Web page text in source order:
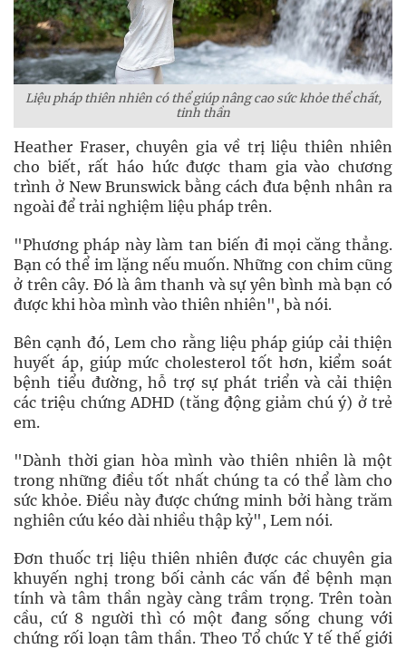
Liệu pháp thiên nhiên có thể giúp nâng cao sức khỏe thể chất,
tinh thần
Heather Fraser, chuyên gia về trị liệu thiên nhiên
cho biết, rất háo hức được tham gia vào chương
trình ở New Brunswick bằng cách đưa bệnh nhân ra
ngoài để trải nghiệm liệu pháp trên.
"Phương pháp này làm tan biến đi mọi căng thẳng.
Bạn có thể im lặng nếu muốn. Những con chim cũng
ở trên cây. Đó là âm thanh và sự yên bình mà bạn có
được khi hòa mình vào thiên nhiên", bà nói.
Bên cạnh đó, Lem cho rằng liệu pháp giúp cải thiện
huyết áp, giúp mức cholesterol tốt hơn, kiểm soát
bệnh tiểu đường, hỗ trợ sự phát triển và cải thiện
các triệu chứng ADHD (tăng động giảm chú ý) ở trẻ
em.
"Dành thời gian hòa mình vào thiên nhiên là một
trong những điều tốt nhất chúng ta có thể làm cho
sức khỏe. Điều này được chứng minh bởi hàng trăm
nghiên cứu kéo dài nhiều thập kỷ", Lem nói.
Đơn thuốc trị liệu thiên nhiên được các chuyên gia
khuyến nghị trong bối cảnh các vấn đề bệnh mạn
tính và tâm thần ngày càng trầm trọng. Trên toàn
cầu, cứ 8 người thì có một đang sống chung với
chứng rối loạn tâm thần. Theo Tổ chức Y tế thế giới